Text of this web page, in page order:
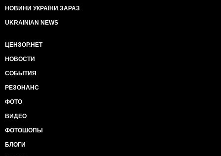
НОВИНИ УКРАЇНИ ЗАРАЗ
UKRAINIAN NEWS
ЦЕНЗОР.НЕТ
НОВОСТИ
СОБЫТИЯ
РЕЗОНАНС
ФОТО
ВИДЕО
ФОТОШОПЫ
БЛОГИ